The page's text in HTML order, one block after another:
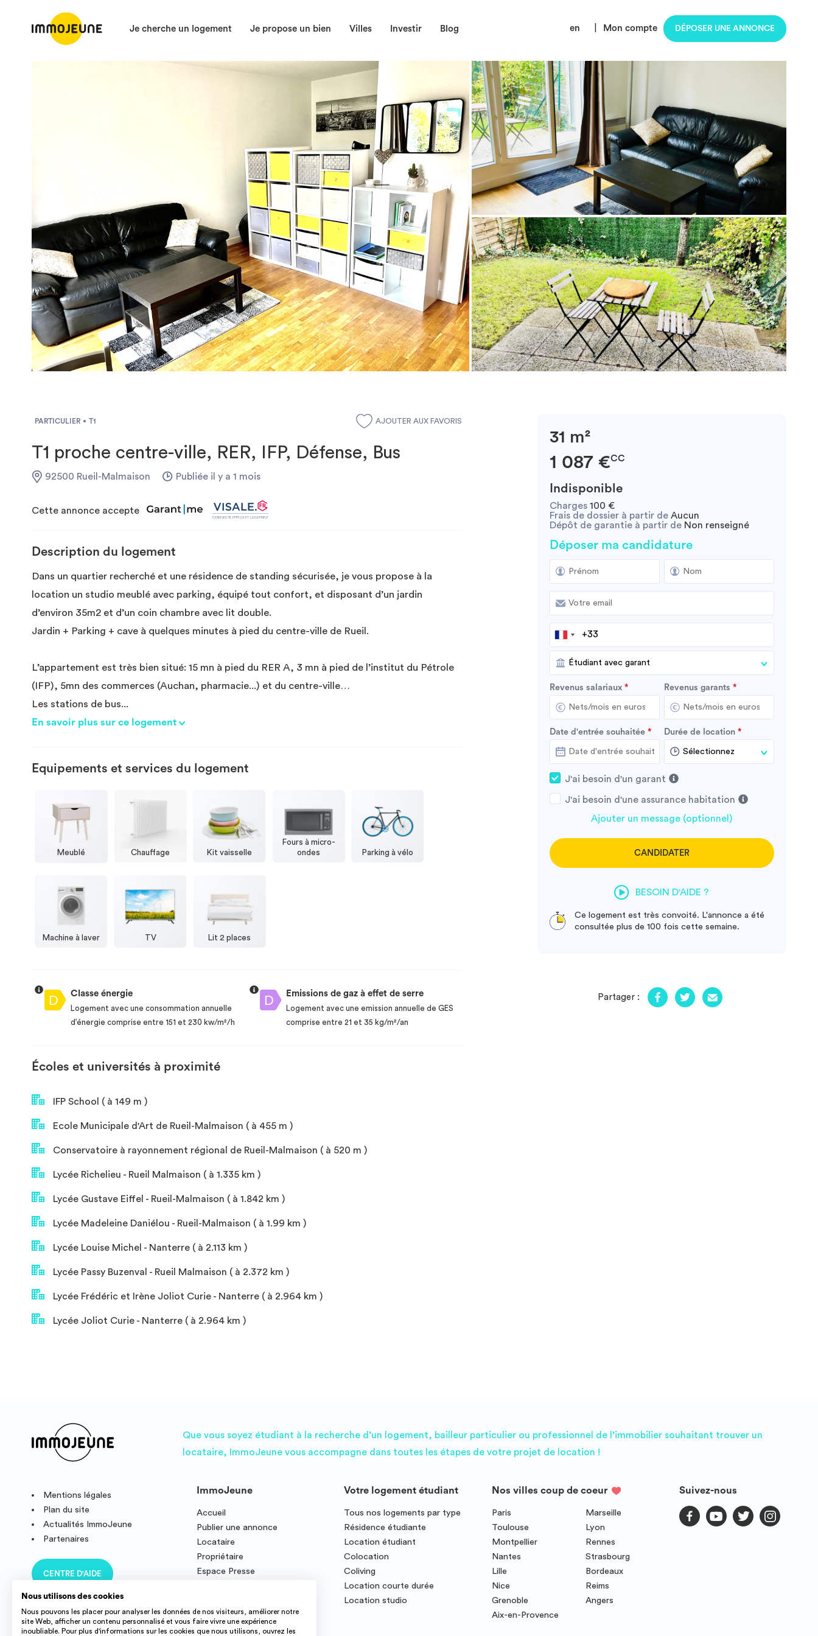
Je cherche un logement Je propose un bien Villes Investir Blog en Mon compte DÉPOSER UNE ANNONCE
PARTICULIER T1 AJOUTER AUX FAVORIS
T1 proche centre-ville, RER, IFP, Défense, Bus
92500 Rueil-Malmaison Publiée il y a 1 mois
Cette annonce accepte
Description du logement
Dans un quartier recherché et une résidence de standing sécurisée, je vous propose à la
location un studio meublé avec parking, équipé tout confort, et disposant d’un jardin
d’environ 35m2 et d’un coin chambre avec lit double.
Jardin + Parking + cave à quelques minutes à pied du centre-ville de Rueil.
L’appartement est très bien situé: 15 mn à pied du RER A, 3 mn à pied de l’institut du Pétrole
(IFP), 5mn des commerces (Auchan, pharmacie...) et du centre-ville…
Les stations de bus...
En savoir plus sur ce logement
Equipements et services du logement
Meublé Chauffage Kit vaisselle
Fours à micro-
ondes
Parking à vélo
Machine à laver TV Lit 2 places
Classe énergie
Logement avec une consommation annuelle
d’énergie comprise entre 151 et 230 kw/m²/h
Emissions de gaz à effet de serre
Logement avec une emission annuelle de GES
comprise entre 21 et 35 kg/m²/an
Écoles et universités à proximité
IFP School ( à 149 m )
Ecole Municipale d'Art de Rueil-Malmaison ( à 455 m )
Conservatoire à rayonnement régional de Rueil-Malmaison ( à 520 m )
Lycée Richelieu - Rueil Malmaison ( à 1.335 km )
Lycée Gustave Eiffel - Rueil-Malmaison ( à 1.842 km )
Lycée Madeleine Daniélou - Rueil-Malmaison ( à 1.99 km )
Lycée Louise Michel - Nanterre ( à 2.113 km )
Lycée Passy Buzenval - Rueil Malmaison ( à 2.372 km )
Lycée Frédéric et Irène Joliot Curie - Nanterre ( à 2.964 km )
Lycée Joliot Curie - Nanterre ( à 2.964 km )
31 m²
1 087 €CC
Indisponible
Charges 100 €
Frais de dossier à partir de Aucun
Dépôt de garantie à partir deNon renseigné
Déposer ma candidature
Revenus salariaux Revenus garants
Date d'entrée souhaitée Durée de location
J'ai besoin d'un garant
J'ai besoin d'une assurance habitation
Ajouter un message (optionnel)
CANDIDATER
BESOIN D'AIDE ?
Ce logement est très convoité. L'annonce a été
consultée plus de 100 fois cette semaine.
Partager :
Que vous soyez étudiant à la recherche d’un logement, bailleur particulier ou professionnel de l’immobilier souhaitant trouver un
locataire, ImmoJeune vous accompagne dans toutes les étapes de votre projet de location !
Mentions légales
Plan du site
Actualités ImmoJeune
Partenaires
CENTRE D'AIDE
ImmoJeune
Accueil
Publier une annonce
Locataire
Propriétaire
Espace Presse
Votre logement étudiant
Tous nos logements par type
Résidence étudiante
Location étudiant
Colocation
Coliving
Location courte durée
Location studio
Nos villes coup de coeur
Paris
Marseille
Toulouse
Lyon
Montpellier
Rennes
Nantes
Strasbourg
Lille
Bordeaux
Nice
Reims
Grenoble
Angers
Aix-en-Provence
Suivez-nous
Nous utilisons des cookies
Nous pouvons les placer pour analyser les données de nos visiteurs, améliorer notre
site Web, afficher un contenu personnalisé et vous faire vivre une expérience
inoubliable. Pour plus d'informations sur les cookies que nous utilisons, ouvrez les